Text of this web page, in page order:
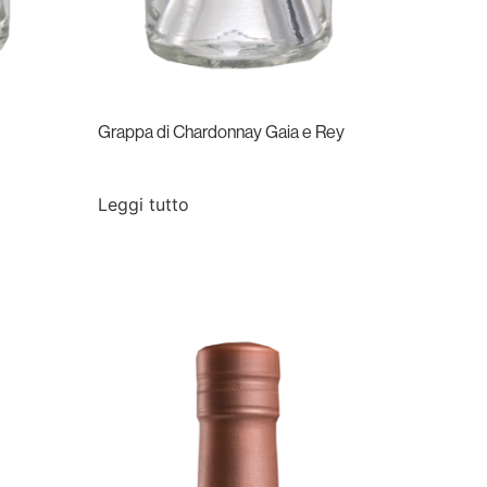
Grappa di Chardonnay Gaia e Rey
Leggi tutto